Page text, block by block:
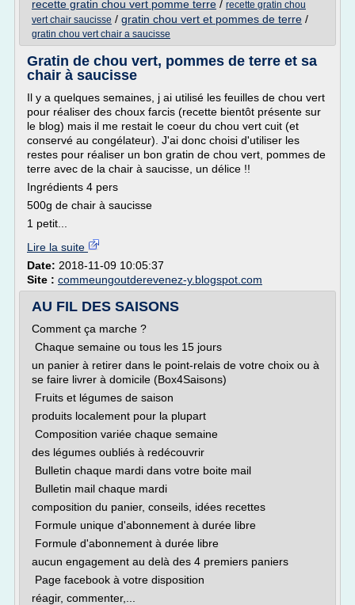
recette gratin chou vert pomme terre / recette gratin chou
vert chair saucisse / gratin chou vert et pommes de terre /
gratin chou vert chair a saucisse
Gratin de chou vert, pommes de terre et sa
chair à saucisse
Il y a quelques semaines, j ai utilisé les feuilles de chou vert
pour réaliser des choux farcis (recette bientôt présente sur
le blog) mais il me restait le coeur du chou vert cuit (et
conservé au congélateur). J'ai donc choisi d'utiliser les
restes pour réaliser un bon gratin de chou vert, pommes de
terre avec de la chair à saucisse, un délice !!
Ingrédients 4 pers
500g de chair à saucisse
1 petit...
Lire la suite
Date: 2018-11-09 10:05:37
Site : commeungoutderevenez-y.blogspot.com
AU FIL DES SAISONS
Comment ça marche ?
Chaque semaine ou tous les 15 jours
un panier à retirer dans le point-relais de votre choix ou à
se faire livrer à domicile (Box4Saisons)
Fruits et légumes de saison
produits localement pour la plupart
Composition variée chaque semaine
des légumes oubliés à redécouvrir
Bulletin chaque mardi dans votre boite mail
Bulletin mail chaque mardi
composition du panier, conseils, idées recettes
Formule unique d'abonnement à durée libre
Formule d'abonnement à durée libre
aucun engagement au delà des 4 premiers paniers
Page facebook à votre disposition
réagir, commenter,...